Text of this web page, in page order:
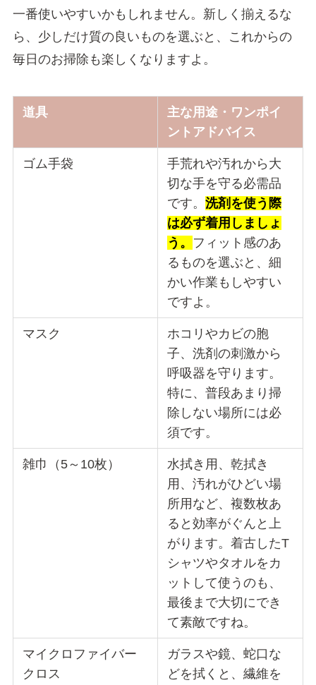
一番使いやすいかもしれません。新しく揃えるな
ら、少しだけ質の良いものを選ぶと、これからの
毎日のお掃除も楽しくなりますよ。
道具
主な用途・ワンポイ
ントアドバイス
ゴム手袋
手荒れや汚れから大
切な手を守る必需品
です。洗剤を使う際
は必ず着用しましょ
う。 フィット感のあ
るものを選ぶと、細
かい作業もしやすい
ですよ。
マスク
ホコリやカビの胞
子、洗剤の刺激から
呼吸器を守ります。
特に、普段あまり掃
除しない場所には必
須です。
雑巾（5～10枚）
水拭き用、乾拭き
用、汚れがひどい場
所用など、複数枚あ
ると効率がぐんと上
がります。着古したT
シャツやタオルをカ
ットして使うのも、
最後まで大切にでき
て素敵ですね。
マイクロファイバー
クロス
ガラスや鏡、蛇口な
どを拭くと、繊維を